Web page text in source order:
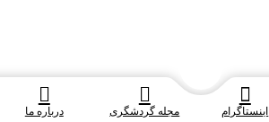
اینستاگرام مجله گردشگری درباره ما